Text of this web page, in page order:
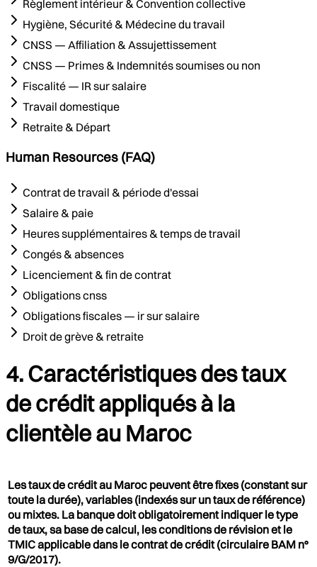
Règlement intérieur & Convention collective
Hygiène, Sécurité & Médecine du travail
CNSS — Affiliation & Assujettissement
CNSS — Primes & Indemnités soumises ou non
Fiscalité — IR sur salaire
Travail domestique
Retraite & Départ
Human Resources (FAQ)
Contrat de travail & période d'essai
Salaire & paie
Heures supplémentaires & temps de travail
Congés & absences
Licenciement & fin de contrat
Obligations cnss
Obligations fiscales — ir sur salaire
Droit de grève & retraite
4. Caractéristiques des taux
de crédit appliqués à la
clientèle au Maroc
Les taux de crédit au Maroc peuvent être fixes (constant sur
toute la durée), variables (indexés sur un taux de référence)
ou mixtes. La banque doit obligatoirement indiquer le type
de taux, sa base de calcul, les conditions de révision et le
TMIC applicable dans le contrat de crédit (circulaire BAM n°
9/G/2017).